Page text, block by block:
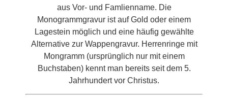
aus Vor- und Famlienname. Die
Monogrammgravur ist auf Gold oder einem
Lagestein möglich und eine häufig gewählte
Alternative zur Wappengravur. Herrenringe mit
Mongramm (ursprünglich nur mit einem
Buchstaben) kennt man bereits seit dem 5.
Jahrhundert vor Christus.